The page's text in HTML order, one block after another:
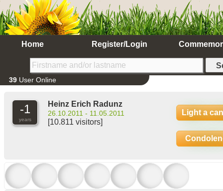
Home Register/Login
39 User Online
-1
years
Heinz Erich Radunz
26.10.2011 - 11.05.2011
[10.811 visitors]
Light a